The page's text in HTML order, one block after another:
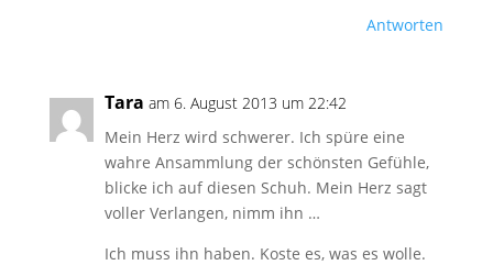
Antworten
Tara am 6. August 2013 um 22:42
Mein Herz wird schwerer. Ich spüre eine
wahre Ansammlung der schönsten Gefühle,
blicke ich auf diesen Schuh. Mein Herz sagt
voller Verlangen, nimm ihn …
Ich muss ihn haben. Koste es, was es wolle.